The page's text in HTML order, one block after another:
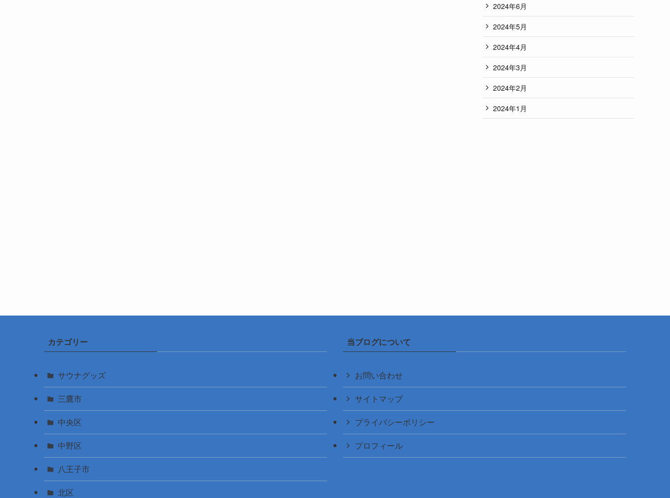
2024年6月
2024年5月
2024年4月
2024年3月
2024年2月
2024年1月
カテゴリー
サウナグッズ
三鷹市
中央区
中野区
八王子市
北区
当ブログについて
お問い合わせ
サイトマップ
プライバシーポリシー
プロフィール